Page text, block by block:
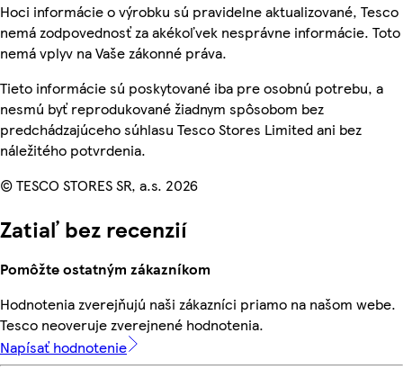
Hoci informácie o výrobku sú pravidelne aktualizované, Tesco
nemá zodpovednosť za akékoľvek nesprávne informácie. Toto
nemá vplyv na Vaše zákonné práva.
Tieto informácie sú poskytované iba pre osobnú potrebu, a
nesmú byť reprodukované žiadnym spôsobom bez
predchádzajúceho súhlasu Tesco Stores Limited ani bez
náležitého potvrdenia.
© TESCO STORES SR, a.s. 2026
Zatiaľ bez recenzií
Pomôžte ostatným zákazníkom
Hodnotenia zverejňujú naši zákazníci priamo na našom webe.
Tesco neoveruje zverejnené hodnotenia.
Napísať hodnotenie